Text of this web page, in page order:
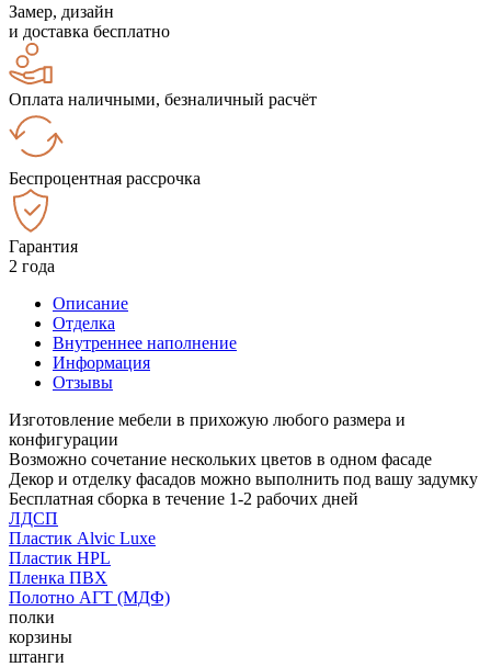
Замер, дизайн
и доставка бесплатно
Оплата наличными, безналичный расчёт
Беспроцентная рассрочка
Гарантия
2 года
Описание
Отделка
Внутреннее наполнение
Информация
Отзывы
Изготовление мебели в прихожую любого размера и
конфигурации
Возможно сочетание нескольких цветов в одном фасаде
Декор и отделку фасадов можно выполнить под вашу задумку
Бесплатная сборка в течение 1-2 рабочих дней
ЛДСП
Пластик Alvic Luxe
Пластик HPL
Пленка ПВХ
Полотно АГТ (МДФ)
полки
корзины
штанги